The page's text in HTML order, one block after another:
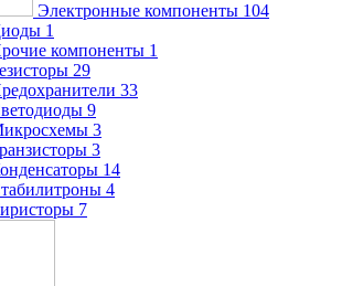
Электронные компоненты 104
1
компоненты 1
29
33
9
3
3
14
4
7